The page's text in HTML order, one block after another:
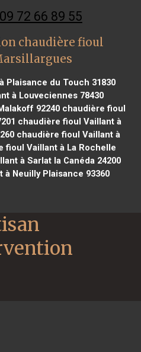
72 66 89 55
chaudière fioul
Plaisance du Touch 31830
à Louveciennes 78430
92240chaudière fioul
chaudière fioul Vaillant à
chaudière fioul Vaillant à
fioul Vaillant à La Rochelle
à Sarlat la Canéda 24200
Neuilly Plaisance 93360